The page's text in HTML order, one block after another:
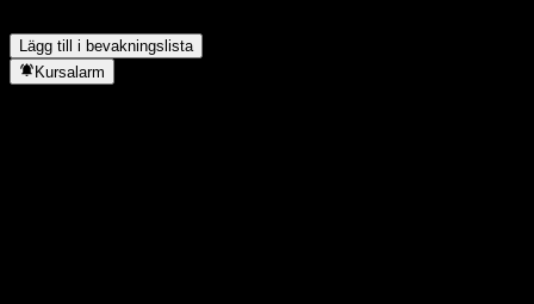
Lägg till i bevakningslista
Kursalarm